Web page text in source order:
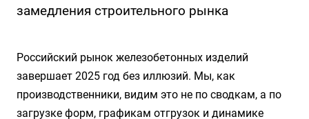
замедления строительного рынка
Российский рынок железобетонных изделий
завершает 2025 год без иллюзий. Мы, как
производственники, видим это не по сводкам, а по
загрузке форм, графикам отгрузок и динамике